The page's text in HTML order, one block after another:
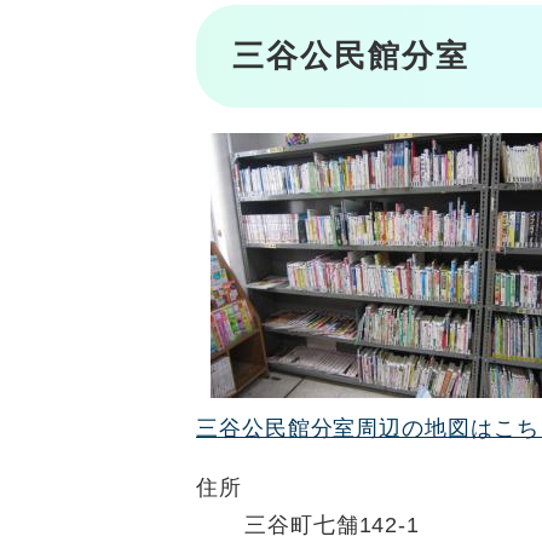
三谷公民館分室
三谷公民館分室周辺の地図はこ
住所
三谷町七舗142-1